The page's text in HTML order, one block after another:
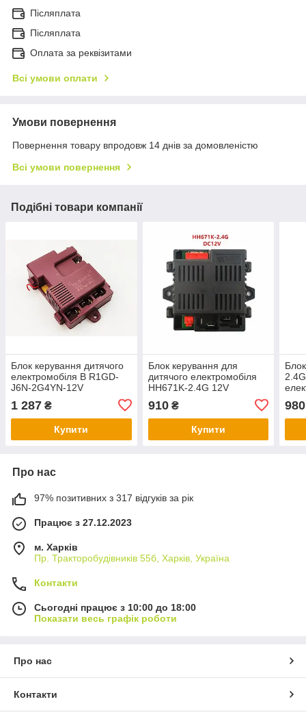
Післяплата
Пiсляплата
Оплата за реквізитами
Всі умови оплати
Умови повернення
Повернення товару впродовж 14 днів за домовленістю
Всі умови повернення
Подібні товари компанії
Блок керування дитячого
електромобіля B R1GD-
J6N-2G4YN-12V
1 287 ₴
Купити
Блок керування для
дитячого електромобіля
HH671K-2.4G 12V
910₴
Купити
980
Про нас
97% позитивних з 317 відгуків за рік
Працює з 27.12.2023
м. Харків
Пр. Тракторобудiвникiв 55б, Харків, Україна
Контакти
Сьогодні працює з 10:00 до 18:00
Показати весь графік роботи
Про нас
Контакти